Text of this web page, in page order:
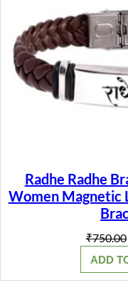
Radhe Radhe
Women Magnetic
₹750.00
ADD